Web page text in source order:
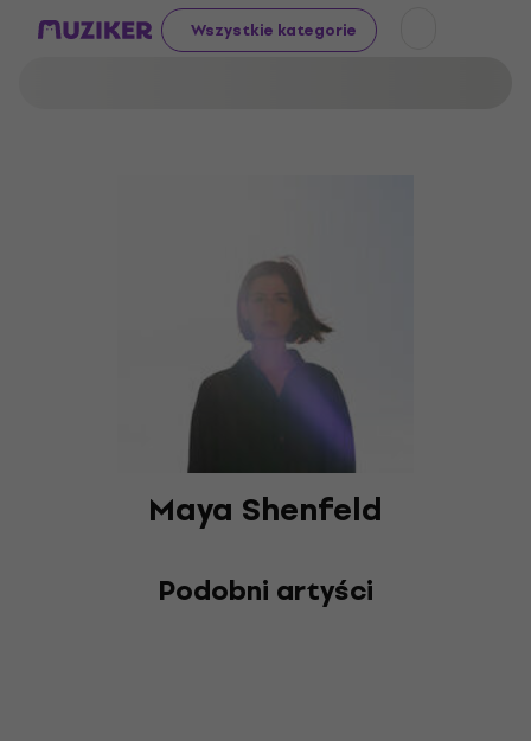
Wszystkie kategorie
Maya Shenfeld
Podobni artyści